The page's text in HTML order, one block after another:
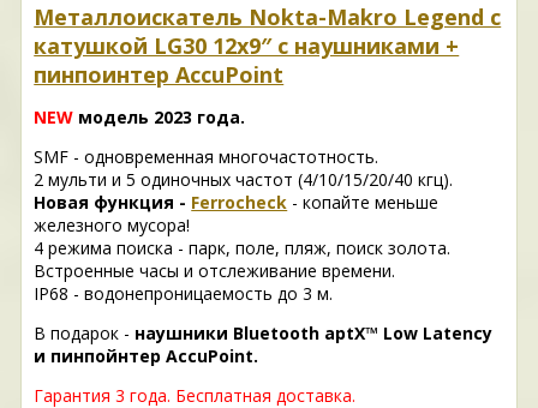
Металлоискатель Nokta-Makro Legend с
катушкой LG30 12x9″ с наушниками +
пинпоинтер AccuPoint
NEW модель 2023 года.
SMF - одновременная многочастотность.
2 мульти и 5 одиночных частот (4/10/15/20/40 кгц).
Новая функция - Ferrocheck - копайте меньше
железного мусора!
4 режима поиска - парк, поле, пляж, поиск золота.
Встроенные часы и отслеживание времени.
IP68 - водонепроницаемость до 3 м.
В подарок - наушники Bluetooth aptX™ Low Latency
и пинпойнтер AccuPoint.
Гарантия 3 года. Бесплатная доставка.